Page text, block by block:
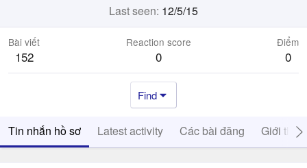
Last seen 12/5/15
Bài viết
152
Reaction score
0
Điểm
0
Find
Tin nhắn hồ sơ Latest activity Các bài đăng Giới thiệu